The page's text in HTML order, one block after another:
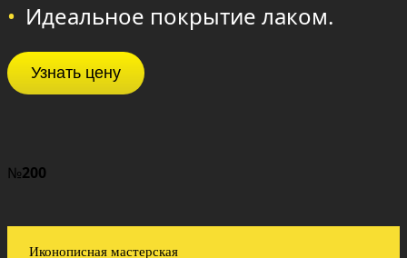
Идеальное покрытие лаком.
Узнать цену
№200
Иконописная мастерская